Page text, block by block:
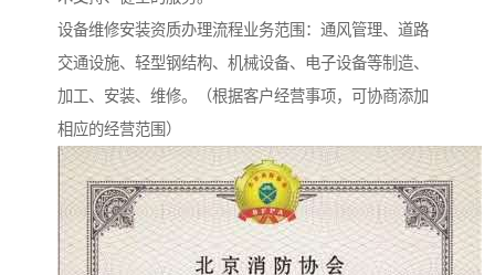
设备维修安装资质办理流程业务范围：通风管理、道路
交通设施、轻型钢结构、机械设备、电子设备等制造、
加工、安装、维修。（根据客户经营事项，可协商添加
相应的经营范围）